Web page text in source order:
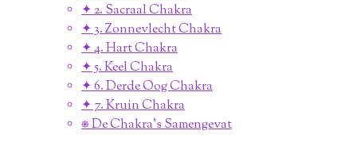
✦ 2. Sacraal Chakra
✦ 3. Zonnevlecht Chakra
✦ 4. Hart Chakra
✦ 5. Keel Chakra
✦ 6. Derde Oog Chakra
✦ 7. Kruin Chakra
⎈ De Chakra's Samengevat